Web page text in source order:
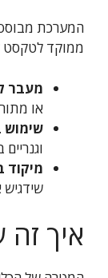
המערכת
ממוקד לטקסט
מעבר
או
שימוש
מיקוד
איך זה